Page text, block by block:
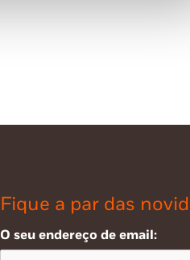
Fique a par das
O seu endereço de email: